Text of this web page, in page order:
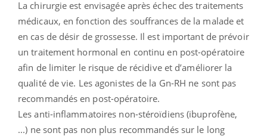
La chirurgie est envisagée après échec des traitements
médicaux, en fonction des souffrances de la malade et
en cas de désir de grossesse. Il est important de prévoir
un traitement hormonal en continu en post-opératoire
afin de limiter le risque de récidive et d’améliorer la
qualité de vie. Les agonistes de la Gn-RH ne sont pas
recommandés en post-opératoire.
Les anti-inflammatoires non-stéroïdiens (ibuprofène,
...) ne sont pas non plus recommandés sur le long